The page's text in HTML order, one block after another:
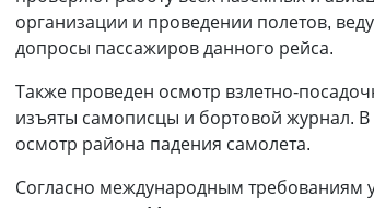
организации и проведении полетов,
допросы пассажиров данного рейса.
Также проведен осмотр взлетно-
изъяты самописцы и бортовой журнал.
осмотр района падения самолета.
Согласно международным требованиям